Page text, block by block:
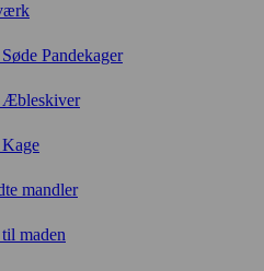
Søde Pandekager
Æbleskiver
Kage
mandler
maden